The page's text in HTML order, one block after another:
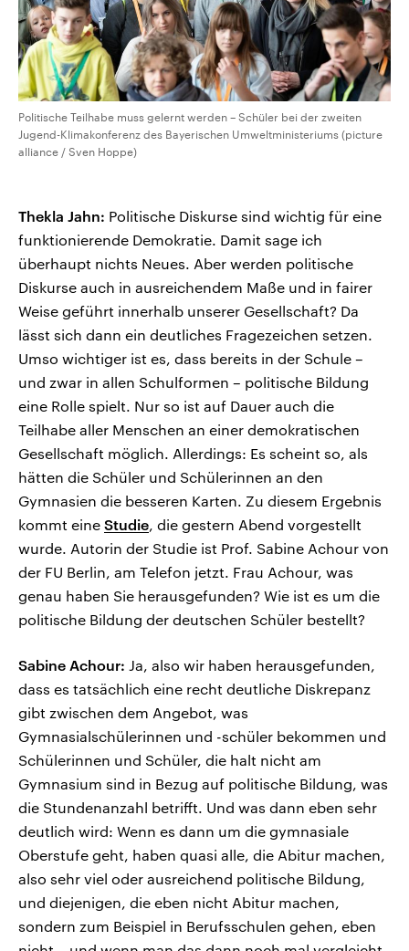
Politische Teilhabe muss gelernt werden – Schüler bei der zweiten
Jugend-Klimakonferenz des Bayerischen Umweltministeriums (picture
alliance / Sven Hoppe)
Thekla Jahn: Politische Diskurse sind wichtig für eine
funktionierende Demokratie. Damit sage ich
überhaupt nichts Neues. Aber werden politische
Diskurse auch in ausreichendem Maße und in fairer
Weise geführt innerhalb unserer Gesellschaft? Da
lässt sich dann ein deutliches Fragezeichen setzen.
Umso wichtiger ist es, dass bereits in der Schule –
und zwar in allen Schulformen – politische Bildung
eine Rolle spielt. Nur so ist auf Dauer auch die
Teilhabe aller Menschen an einer demokratischen
Gesellschaft möglich. Allerdings: Es scheint so, als
hätten die Schüler und Schülerinnen an den
Gymnasien die besseren Karten. Zu diesem Ergebnis
kommt eine Studie, die gestern Abend vorgestellt
wurde. Autorin der Studie ist Prof. Sabine Achour von
der FU Berlin, am Telefon jetzt. Frau Achour, was
genau haben Sie herausgefunden? Wie ist es um die
politische Bildung der deutschen Schüler bestellt?
Sabine Achour: Ja, also wir haben herausgefunden,
dass es tatsächlich eine recht deutliche Diskrepanz
gibt zwischen dem Angebot, was
Gymnasialschülerinnen und -schüler bekommen und
Schülerinnen und Schüler, die halt nicht am
Gymnasium sind in Bezug auf politische Bildung, was
die Stundenanzahl betrifft. Und was dann eben sehr
deutlich wird: Wenn es dann um die gymnasiale
Oberstufe geht, haben quasi alle, die Abitur machen,
also sehr viel oder ausreichend politische Bildung,
und diejenigen, die eben nicht Abitur machen,
sondern zum Beispiel in Berufsschulen gehen, eben